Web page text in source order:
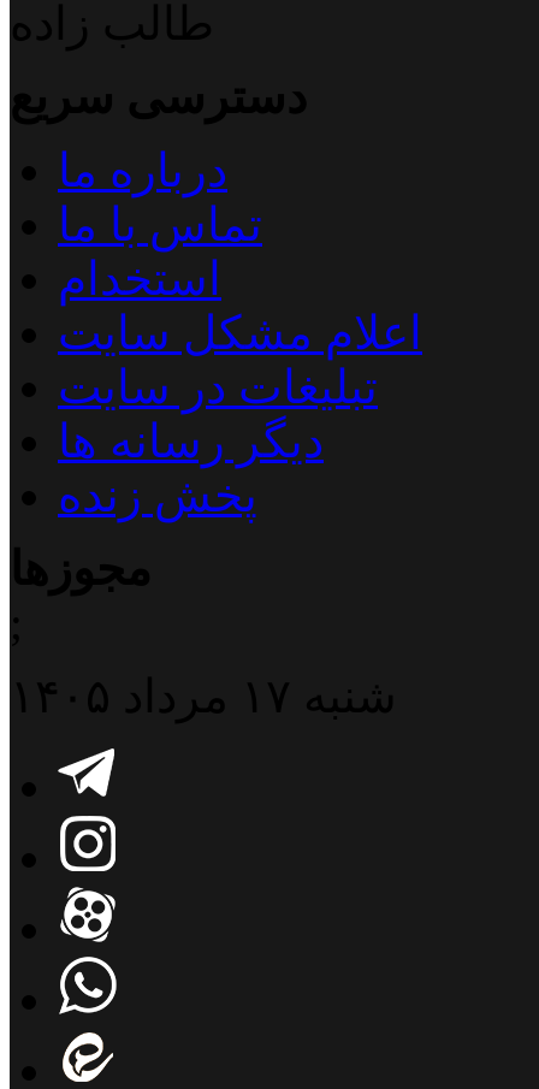
طالب زاده
دسترسی سریع
درباره ما
تماس با ما
استخدام
اعلام مشکل سایت
تبلیغات در سایت
دیگر رسانه ها
پخش زنده
مجوزها
;
شنبه ۱۷ مرداد ۱۴۰۵